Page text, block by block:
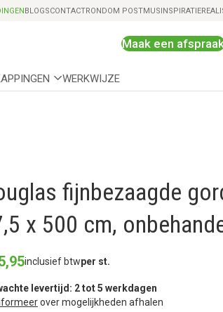
BLOGSCONTACTRONDOM POSTMUSINSPIRATIE
Maak een
WERKWIJZE
fijnbezaagde
x 500 cm,
,95inclusief btwper st.
levertijd: 2 tot 5 werkdagen
over mogelijkheden afhalen